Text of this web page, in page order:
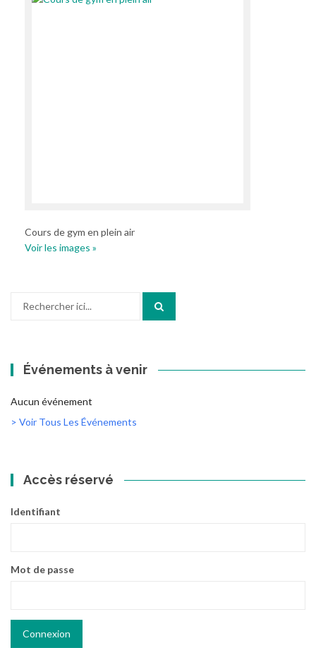
Cours de gym en plein air
Voir les images »
Événements à venir
Aucun événement
> Voir Tous Les Événements
Accès réservé
Identifiant
Mot de passe